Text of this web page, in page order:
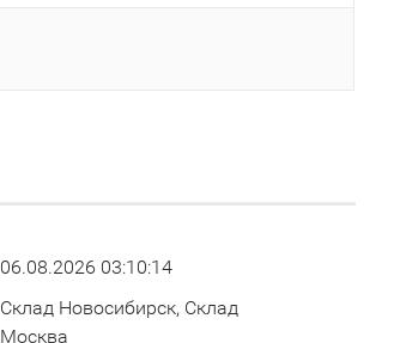
06.08.2026 03:10:14
Склад Новосибирск, Склад
Москва